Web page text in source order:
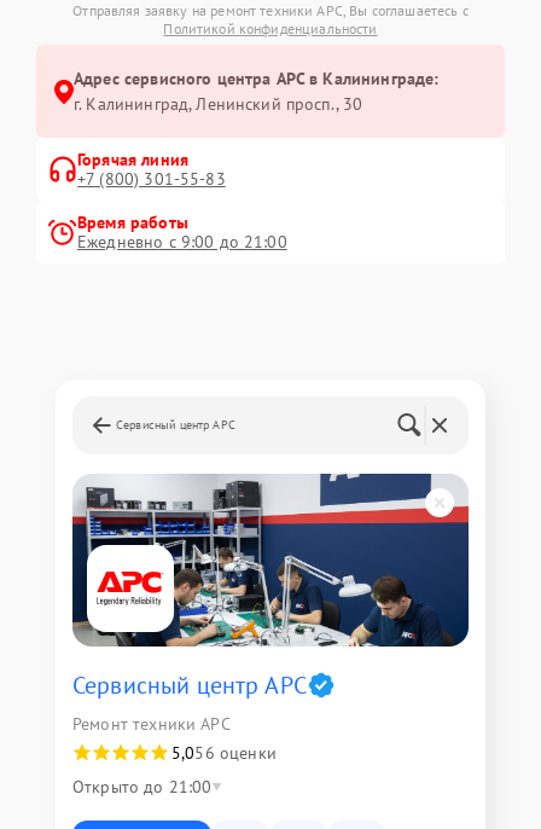
Отправляя заявку на ремонт техники APC, Вы соглашаетесь с
Политикой конфиденциальности
Адрес сервисного центра APC в Калининграде:
г. Калининград, Ленинский просп., 30
Горячая линия
+7 (800) 301-55-83
Время работы
Ежедневно с 9:00 до 21:00
Сервисный центр APC
Сервисный центр APC
Ремонт техники APC
5,056 оценки
Открыто до 21:00